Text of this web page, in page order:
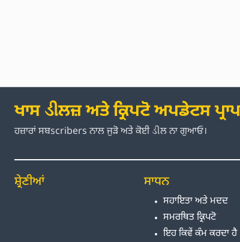
ਖਾਸ ડીਲਜ਼ ਅਤੇ ਕ੍ਰਿਪਟੋ ਅਪਡੇਟਸ
ਹਜ਼ਾਰਾਂ ਸਬscribers ਨਾਲ ਜੁੜੋ ਅਤੇ ਕੋਈ ડીਲ ਨਾ ਗੁਆਓ।
ਸ਼੍ਰੇਣੀਆਂ ਸਾਧਨ
ਸਹਾਇਤਾ ਅਤੇ ਮਦਦ
ਸਮਰਥਿਤ ਕ੍ਰਿਪਟੋ
ਇਹ ਕਿਵੇਂ ਕੰਮ ਕਰਦਾ ਹੈ